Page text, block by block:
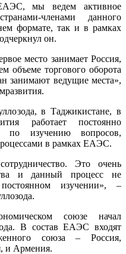
мы ведем активное
членами данного
формате, так и в рамках
он.
место занимает Россия,
объеме торгового оборота
занимают ведущие места»,
в Таджикистане, в
работает постоянно
по изучению вопросов,
в рамках ЕАЭС.
Это очень
и данный процесс не
изучении», –
союзе начал
В состав ЕАЭС входят
союза – Россия,
и Армения.